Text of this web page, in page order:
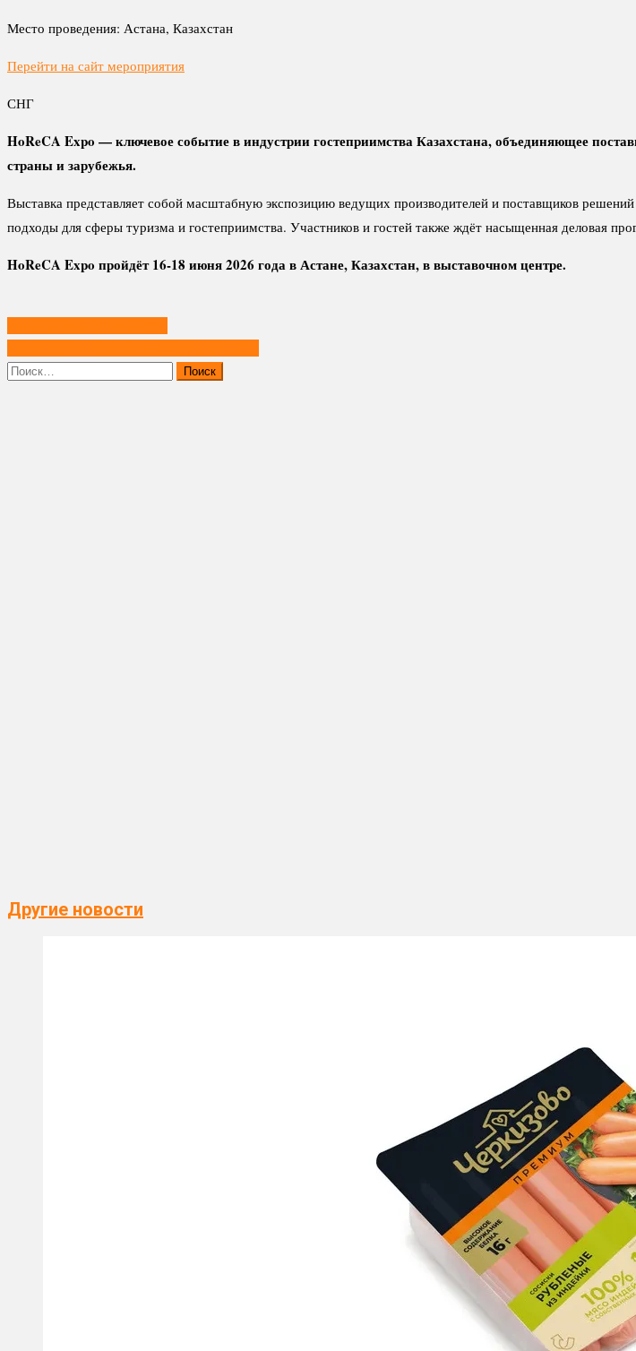
Место проведения: Астана, Казахстан
Перейти на сайт мероприятия
СНГ
HoReCA Expo — ключевое событие в индустрии гостеприимства Казахстана, объединяющее
страны и зарубежья.
Выставка представляет собой масштабную экспозицию ведущих производителей и поставщиков
подходы для сферы туризма и гостеприимства. Участников и гостей также ждёт насыщенная деловая
HoReCA Expo пройдёт 16-18 июня 2026 года в Астане, Казахстан, в выставочном центре.
записям
Найти:
Другие новости